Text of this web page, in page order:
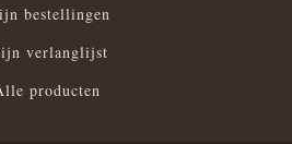
bestellingen
verlanglijst
producten